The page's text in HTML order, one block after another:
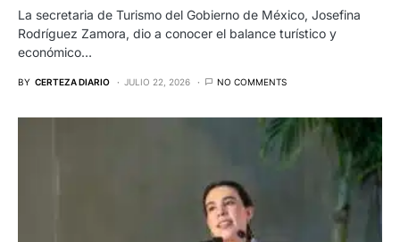
La secretaria de Turismo del Gobierno de México, Josefina
Rodríguez Zamora, dio a conocer el balance turístico y
económico…
BY CERTEZA DIARIO JULIO 22, 2026 NO COMMENTS